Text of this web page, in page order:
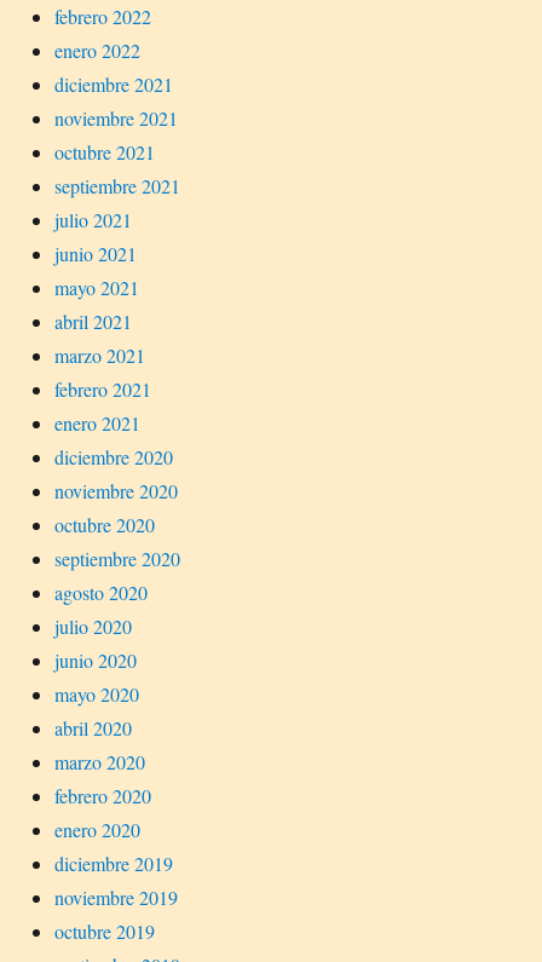
febrero 2022
enero 2022
diciembre 2021
noviembre 2021
octubre 2021
septiembre 2021
julio 2021
junio 2021
mayo 2021
abril 2021
marzo 2021
febrero 2021
enero 2021
diciembre 2020
noviembre 2020
octubre 2020
septiembre 2020
agosto 2020
julio 2020
junio 2020
mayo 2020
abril 2020
marzo 2020
febrero 2020
enero 2020
diciembre 2019
noviembre 2019
octubre 2019